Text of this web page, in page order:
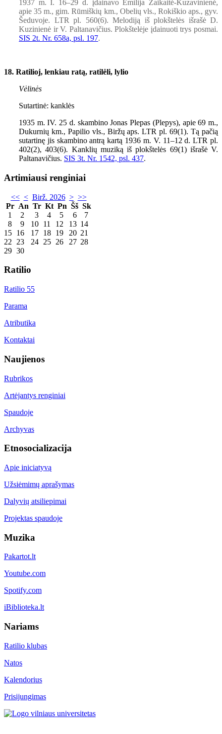
1937 m. I. 16–29 d. įdainavo Emilija Zaikaitė-Kuzavinienė,
apie 35 m., gim. Rūmiškių km., Obelių vls., Rokiškio aps., gyv.
Šeduvoje. LTR pl. 560(6). Melodiją iš plokštelės išrašė D.
Kuzinienė ir V. Paltanavičius. Plokštelėje įdainuoti trys posmai.
SIS 2t. Nr. 658a, psl. 197.
18. Ratilioj, lenkiau ratą, ratilėli, lylio
Vėlinės
Sutartinė: kanklės
1935 m. IV. 25 d. skambino Jonas Plepas (Plepys), apie69 m.,
Dukurnių km., Papilio vls., Biržų aps. LTR pl. 69(1). Tą pačią
sutartinę jis skambino antrą kartą 1936 m. V. 11–12 d. LTR pl.
402(2), 403(6). Kanklių muziką iš plokštelės 69(1) išrašė V.
Paltanavičius. SIS 3t. Nr. 1542, psl. 437.
Artimiausi renginiai
<< < Birž. 2026 > >>
Pr An Tr Kt Pn Šš Sk
1
2 3 4 5 6
7
8
9 10 11 12 13 14
15 16 17 18 19 20 21
22
23 24 25 26 27 28
29 30
Ratilio
Ratilio 55
Parama
Atributika
Kontaktai
Naujienos
Rubrikos
Artėjantys renginiai
Spaudoje
Archyvas
Etnosocializacija
Apie iniciatyvą
Užsiėmimų aprašymas
Dalyvių atsiliepimai
Projektas spaudoje
Muzika
Pakartot.lt
Youtube.com
Spotify.com
iBiblioteka.lt
Nariams
Ratilio klubas
Natos
Kalendorius
Prisijungimas